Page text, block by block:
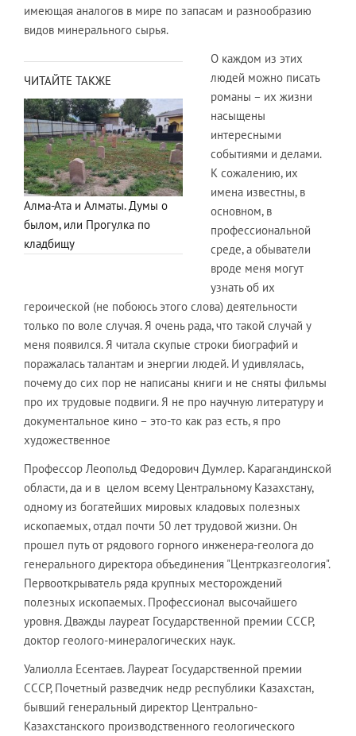
имеющая аналогов в мире по запасам и разнообразию
видов минерального сырья.
ЧИТАЙТЕ ТАКЖЕ
Алма-Ата и Алматы. Думы о
былом, или Прогулка по
кладбищу
О каждом из этих
людей можно писать
романы – их жизни
насыщены
интересными
событиями и делами.
К сожалению, их
имена известны, в
основном, в
профессиональной
среде, а обыватели
вроде меня могут
узнать об их
героической (не побоюсь этого слова) деятельности
только по воле случая. Я очень рада, что такой случай у
меня появился. Я читала скупые строки биографий и
поражалась талантам и энергии людей. И удивлялась,
почему до сих пор не написаны книги и не сняты фильмы
про их трудовые подвиги. Я не про научную литературу и
документальное кино – это-то как раз есть, я про
художественное
Профессор Леопольд Федорович Думлер. Карагандинской
области, да и в целом всему Центральному Казахстану,
одному из богатейших мировых кладовых полезных
ископаемых, отдал почти 50 лет трудовой жизни. Он
прошел путь от рядового горного инженера-геолога до
генерального директора объединения "Центрказгеология".
Первооткрыватель ряда крупных месторождений
полезных ископаемых. Профессионал высочайшего
уровня. Дважды лауреат Государственной премии СССР,
доктор геолого-минералогических наук.
Уалиолла Есентаев. Лауреат Государственной премии
СССР, Почетный разведчик недр республики Казахстан,
бывший генеральный директор Центрально-
Казахстанского производственного геологического